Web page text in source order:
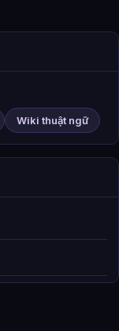
Wiki thuật ngữ